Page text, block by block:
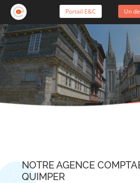
Portail E&C Un
NOTRE AGENCE
QUIMPER